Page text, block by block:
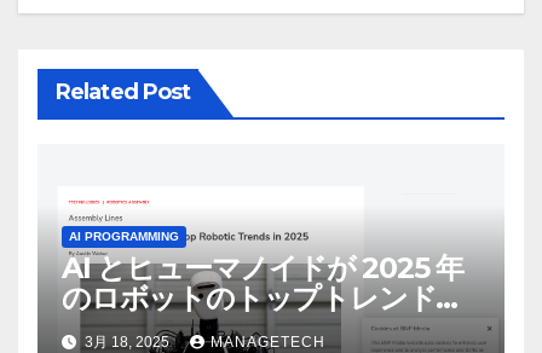
Related Post
AI PROGRAMMING
AI とヒューマノイドが 2025 年
のロボットのトップトレンドに |
ASSEMBLY
3月 18, 2025 MANAGETECH